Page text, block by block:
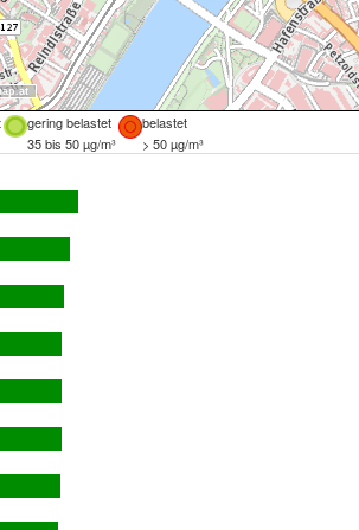
gering belastet
belastet
35 bis 50 µg/m³ > 50 µg/m³